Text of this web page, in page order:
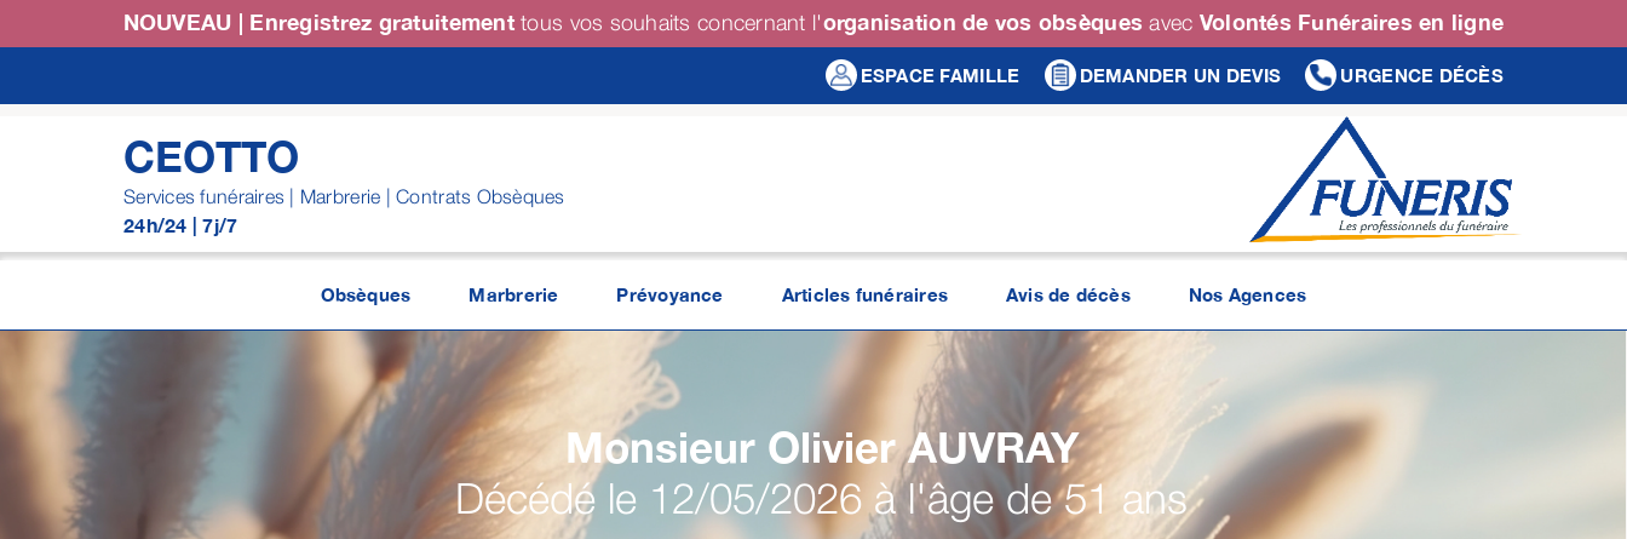
au
NOUVEAU | Enregistrez gratuitement tous vos souhaits concernant l'organisation de vos obsèques avec Volontés Funéraires en ligne
ESPACE FAMILLE DEMANDER UN DEVIS URGENCE DÉCÈS
CEOTTO
Services funéraires | Marbrerie | Contrats Obsèques
24h/24 | 7j/7
Obsèques Marbrerie Prévoyance Articles funéraires Avis de décès Nos Agences
Monsieur OlivierAUVRAY
Décédé le 12/05/2026 à l'âge de 51 ans